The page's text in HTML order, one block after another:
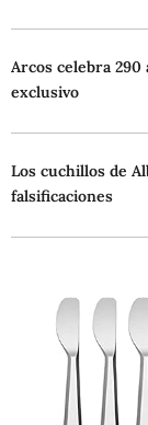
Arcos celebra
exclusivo
Los cuchillos de
falsificaciones